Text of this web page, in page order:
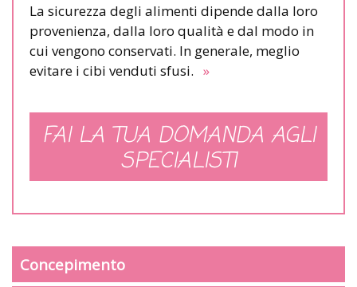
La sicurezza degli alimenti dipende dalla loro
provenienza, dalla loro qualità e dal modo in
cui vengono conservati. In generale, meglio
evitare i cibi venduti sfusi. »
FAI LA TUA DOMANDA AGLI
SPECIALISTI
Concepimento